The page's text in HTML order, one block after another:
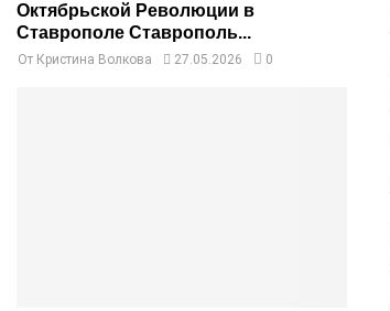
Октябрьской Революции в
Ставрополе Ставрополь...
От Кристина Волкова 27.05.2026 0